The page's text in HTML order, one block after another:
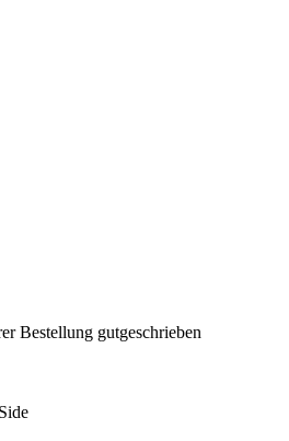
Bestellung gutgeschrieben